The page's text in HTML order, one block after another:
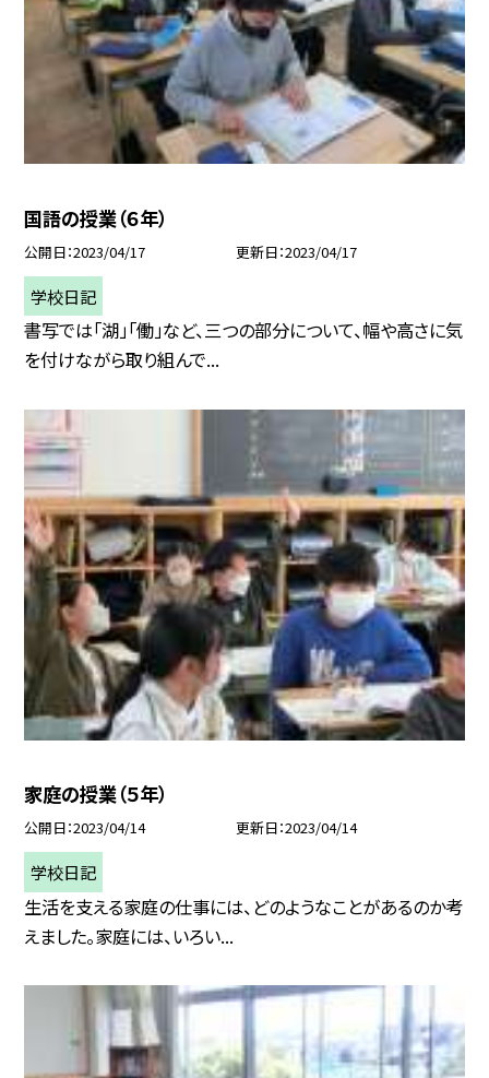
国語の授業（６年）
公開日 2023/04/17 更新日 2023/04/17
学校日記
書写では「湖」「働」など、三つの部分について、幅や高さに気
を付けながら取り組んで...
家庭の授業（５年）
公開日 2023/04/14 更新日 2023/04/14
学校日記
生活を支える家庭の仕事には、どのようなことがあるのか考
えました。家庭には、いろい...